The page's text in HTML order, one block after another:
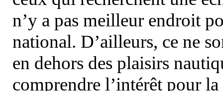
n’y a pas meilleur endroit
national. D’ailleurs, ce ne
en dehors des plaisirs
comprendre l’intérêt pour